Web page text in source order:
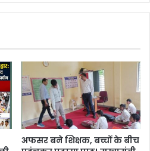
अफसर बने शिक्षक, बच्चों के बीच